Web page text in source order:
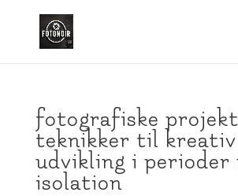
fotografiske
teknikker til kreativ
udvikling i perioder
isolation